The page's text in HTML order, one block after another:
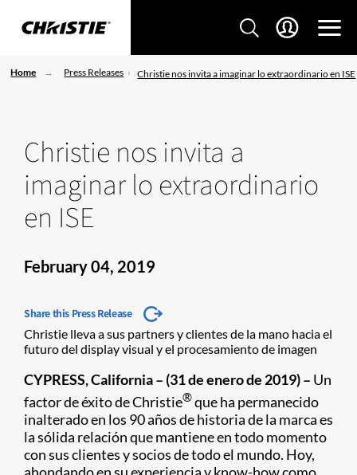
Home Press Releases Christie nos invita a imaginar lo extraordinario en ISE
Christie nos invita a
imaginar lo extraordinario
en ISE
February 04, 2019
Share this Press Release
Christie lleva a sus partners y clientes de la mano hacia el
futuro del display visual y el procesamiento de imagen
CYPRESS, California – (31 de enero de 2019) – Un
factor de éxito de Christie®que ha permanecido
inalterado en los 90 años de historia de la marca es
la sólida relación que mantiene en todo momento
con sus clientes y socios de todo el mundo. Hoy,